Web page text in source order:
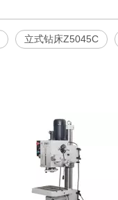
立式钻床Z5045C